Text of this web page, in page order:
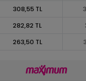
308,55 TL
282,82 TL
263,50 TL